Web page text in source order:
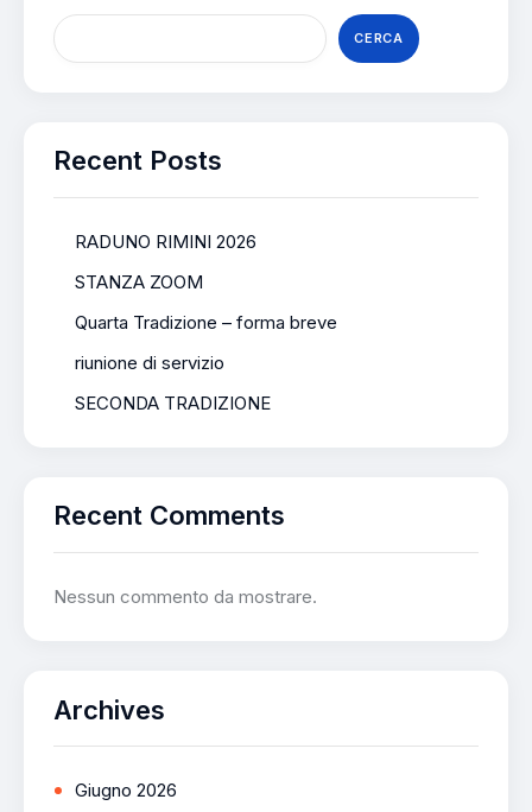
CERCA
Recent Posts
RADUNO RIMINI 2026
STANZA ZOOM
Quarta Tradizione – forma breve
riunione di servizio
SECONDA TRADIZIONE
Recent Comments
Nessun commento da mostrare.
Archives
Giugno 2026